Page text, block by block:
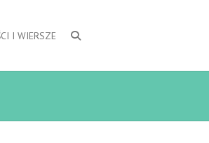
I WIERSZE